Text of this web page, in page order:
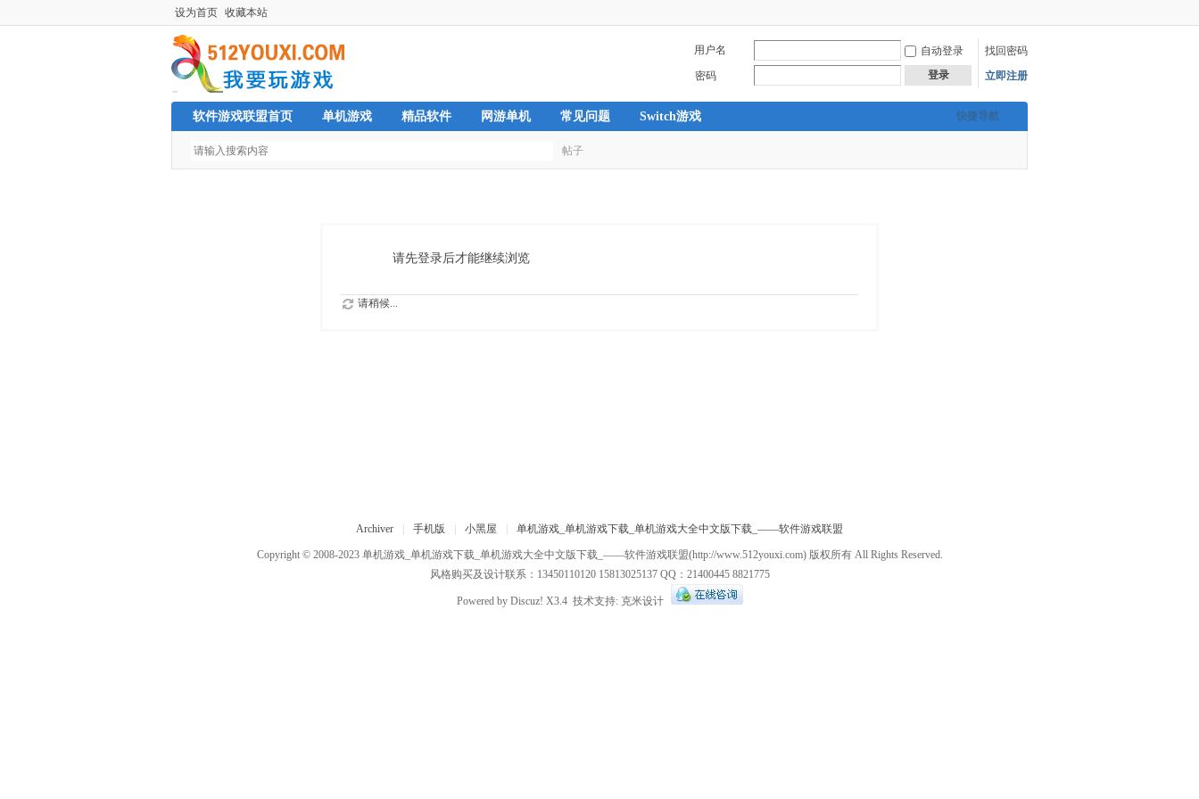
设为首页 收藏本站
用户名 自动登录
找回密码
密码
登录 立即注册
快捷导航
软件游戏联盟首页 单机游戏 精品软件 网游单机 常见问题 Switch游戏
帖子
请先登录后才能继续浏览
请稍候...
Archiver 手机版 小黑屋 单机游戏_单机游戏下载_单机游戏大全中文版下载_——软件游戏联盟
Copyright © 2008-2023 单机游戏_单机游戏下载_单机游戏大全中文版下载_——软件游戏联盟(http://www.512youxi.com) 版权所有 All Rights Reserved.
风格购买及设计联系：13450110120 15813025137 QQ：21400445 8821775
Powered by Discuz! X3.4 技术支持: 克米设计